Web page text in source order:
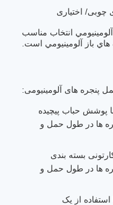
چوبی/ اختیاری
انتخاب مناسب
هاي باز آلومينيومي است.
پنجره های آلومینیومی:
پوشش حباب پیچیده
ها در طول حمل و
بسته بندی
ها در طول حمل و
از يک